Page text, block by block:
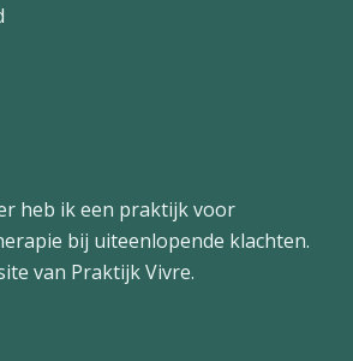
heb ik een praktijk voor
bij uiteenlopende klachten.
van Praktijk Vivre.